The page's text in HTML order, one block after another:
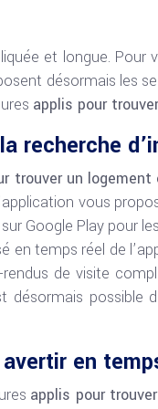
et longue.
désormais les
applis pour
recherche
trouver un
vous
Google Play pour
en temps réel de
de visite
désormais
en
applis pour